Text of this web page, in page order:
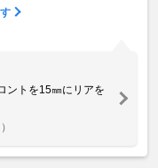
ントを15㎜にリアを